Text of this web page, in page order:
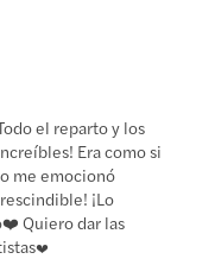
el reparto y los
Era como si
me emocionó
¡Lo
Quiero dar las